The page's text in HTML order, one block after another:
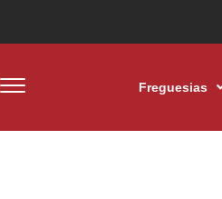
Freguesias